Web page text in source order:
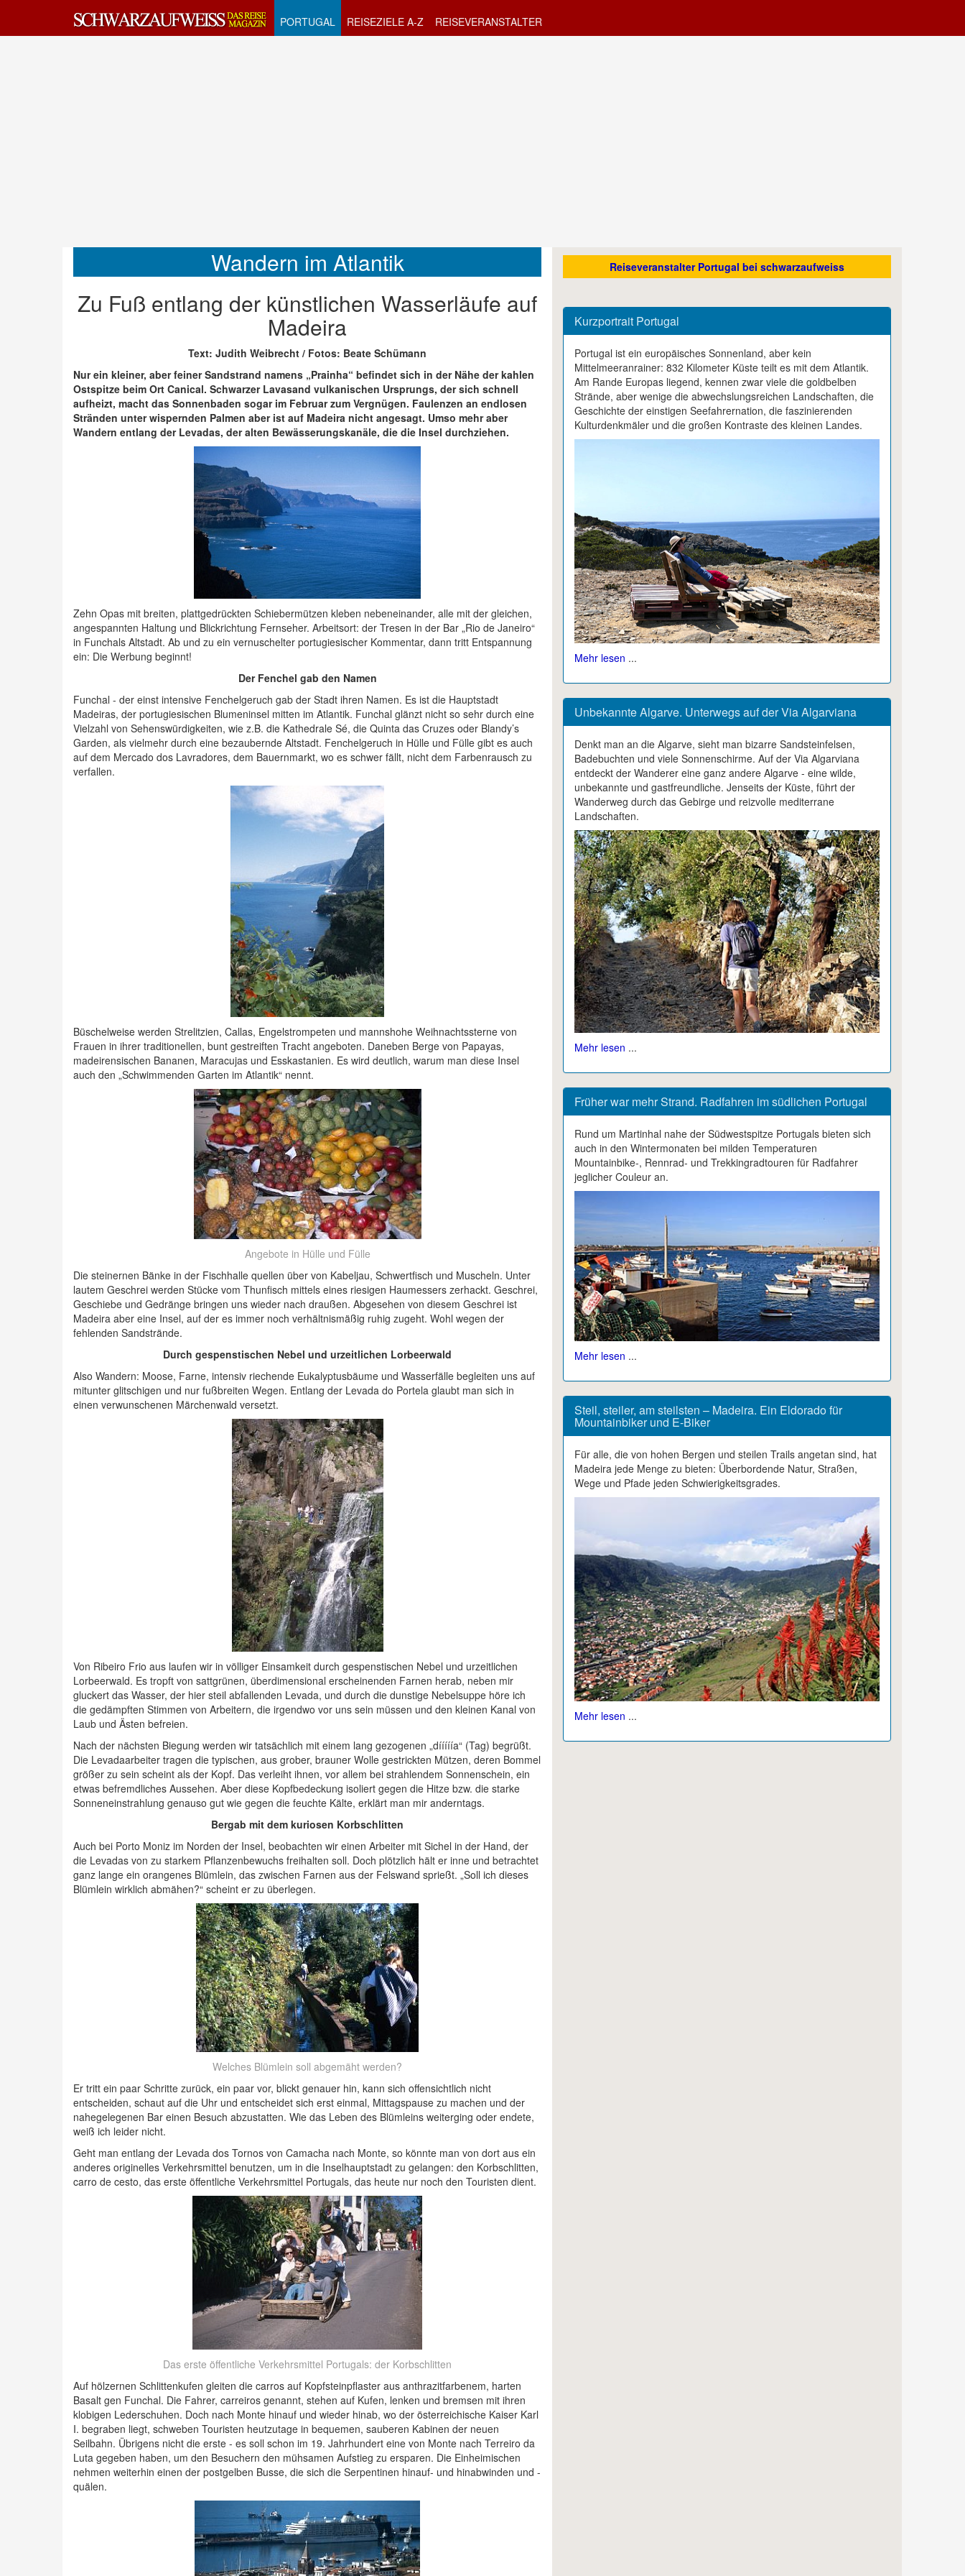
PORTUGAL REISEZIELE A-Z REISEVERANSTALTER
Wandern im Atlantik
Zu Fuß entlang der künstlichen Wasserläufe auf
Madeira
Text: Judith Weibrecht / Fotos: Beate Schümann
Nur ein kleiner, aber feiner Sandstrand namens „Prainha“ befindet sich in der Nähe der kahlen
Ostspitze beim Ort Canical. Schwarzer Lavasand vulkanischen Ursprungs, der sich schnell
aufheizt, macht das Sonnenbaden sogar im Februar zum Vergnügen. Faulenzen an endlosen
Stränden unter wispernden Palmen aber ist auf Madeira nicht angesagt. Umso mehr aber
Wandern entlang der Levadas, der alten Bewässerungskanäle, die die Insel durchziehen.
Zehn Opas mit breiten, plattgedrückten Schiebermützen kleben nebeneinander, alle mit der gleichen,
angespannten Haltung und Blickrichtung Fernseher. Arbeitsort: der Tresen in der Bar „Rio de Janeiro“
in Funchals Altstadt. Ab und zu ein vernuschelter portugiesischer Kommentar, dann tritt Entspannung
ein: Die Werbung beginnt!
Der Fenchel gab den Namen
Funchal - der einst intensive Fenchelgeruch gab der Stadt ihren Namen. Es ist die Hauptstadt
Madeiras, der portugiesischen Blumeninsel mitten im Atlantik. Funchal glänzt nicht so sehr durch eine
Vielzahl von Sehenswürdigkeiten, wie z.B. die Kathedrale Sé, die Quinta das Cruzes oder Blandy’s
Garden, als vielmehr durch eine bezaubernde Altstadt. Fenchelgeruch in Hülle und Fülle gibt es auch
auf dem Mercado dos Lavradores, dem Bauernmarkt, wo es schwer fällt, nicht dem Farbenrausch zu
verfallen.
Büschelweise werden Strelitzien, Callas, Engelstrompeten und mannshohe Weihnachtssterne von
Frauen in ihrer traditionellen, bunt gestreiften Tracht angeboten. Daneben Berge von Papayas,
madeirensischen Bananen, Maracujas und Esskastanien. Es wird deutlich, warum man diese Insel
auch den „Schwimmenden Garten im Atlantik“ nennt.
Angebote in Hülle und Fülle
Die steinernen Bänke in der Fischhalle quellen über von Kabeljau, Schwertfisch und Muscheln. Unter
lautem Geschrei werden Stücke vom Thunfisch mittels eines riesigen Haumessers zerhackt. Geschrei,
Geschiebe und Gedränge bringen uns wieder nach draußen. Abgesehen von diesem Geschrei ist
Madeira aber eine Insel, auf der es immer noch verhältnismäßig ruhig zugeht. Wohl wegen der
fehlenden Sandstrände.
Durch gespenstischen Nebel und urzeitlichen Lorbeerwald
Also Wandern: Moose, Farne, intensiv riechende Eukalyptusbäume und Wasserfälle begleiten uns auf
mitunter glitschigen und nur fußbreiten Wegen. Entlang der Levada do Portela glaubt man sich in
einen verwunschenen Märchenwald versetzt.
Von Ribeiro Frio aus laufen wir in völliger Einsamkeit durch gespenstischen Nebel und urzeitlichen
Lorbeerwald. Es tropft von sattgrünen, überdimensional erscheinenden Farnen herab, neben mir
gluckert das Wasser, der hier steil abfallenden Levada, und durch die dunstige Nebelsuppe höre ich
die gedämpften Stimmen von Arbeitern, die irgendwo vor uns sein müssen und den kleinen Kanal von
Laub und Ästen befreien.
Nach der nächsten Biegung werden wir tatsächlich mit einem lang gezogenen „dííííía“ (Tag) begrüßt.
Die Levadaarbeiter tragen die typischen, aus grober, brauner Wolle gestrickten Mützen, deren Bommel
größer zu sein scheint als der Kopf. Das verleiht ihnen, vor allem bei strahlendem Sonnenschein, ein
etwas befremdliches Aussehen. Aber diese Kopfbedeckung isoliert gegen die Hitze bzw. die starke
Sonneneinstrahlung genauso gut wie gegen die feuchte Kälte, erklärt man mir anderntags.
Bergab mit dem kuriosen Korbschlitten
Auch bei Porto Moniz im Norden der Insel, beobachten wir einen Arbeiter mit Sichel in der Hand, der
die Levadas von zu starkem Pflanzenbewuchs freihalten soll. Doch plötzlich hält er inne und betrachtet
ganz lange ein orangenes Blümlein, das zwischen Farnen aus der Felswand sprießt. „Soll ich dieses
Blümlein wirklich abmähen?“ scheint er zu überlegen.
Welches Blümlein soll abgemäht werden?
Er tritt ein paar Schritte zurück, ein paar vor, blickt genauer hin, kann sich offensichtlich nicht
entscheiden, schaut auf die Uhr und entscheidet sich erst einmal, Mittagspause zu machen und der
nahegelegenen Bar einen Besuch abzustatten. Wie das Leben des Blümleins weiterging oder endete,
weiß ich leider nicht.
Geht man entlang der Levada dos Tornos von Camacha nach Monte, so könnte man von dort aus ein
anderes originelles Verkehrsmittel benutzen, um in die Inselhauptstadt zu gelangen: den Korbschlitten,
carro de cesto, das erste öffentliche Verkehrsmittel Portugals, das heute nur noch den Touristen dient.
Das erste öffentliche Verkehrsmittel Portugals: der Korbschlitten
Auf hölzernen Schlittenkufen gleiten die carros auf Kopfsteinpflaster aus anthrazitfarbenem, harten
Basalt gen Funchal. Die Fahrer, carreiros genannt, stehen auf Kufen, lenken und bremsen mit ihren
klobigen Lederschuhen. Doch nach Monte hinauf und wieder hinab, wo der österreichische Kaiser Karl
I. begraben liegt, schweben Touristen heutzutage in bequemen, sauberen Kabinen der neuen
Seilbahn. Übrigens nicht die erste - es soll schon im 19. Jahrhundert eine von Monte nach Terreiro da
Luta gegeben haben, um den Besuchern den mühsamen Aufstieg zu ersparen. Die Einheimischen
nehmen weiterhin einen der postgelben Busse, die sich die Serpentinen hinauf- und hinabwinden und -
quälen.
Reiseveranstalter Portugal bei schwarzaufweiss
Kurzportrait Portugal
Portugal ist ein europäisches Sonnenland, aber kein
Mittelmeeranrainer: 832 Kilometer Küste teilt es mit dem Atlantik.
Am Rande Europas liegend, kennen zwar viele die goldbelben
Strände, aber wenige die abwechslungsreichen Landschaften, die
Geschichte der einstigen Seefahrernation, die faszinierenden
Kulturdenkmäler und die großen Kontraste des kleinen Landes.
Mehr lesen ...
Unbekannte Algarve. Unterwegs auf der Via Algarviana
Denkt man an die Algarve, sieht man bizarre Sandsteinfelsen,
Badebuchten und viele Sonnenschirme. Auf der Via Algarviana
entdeckt der Wanderer eine ganz andere Algarve - eine wilde,
unbekannte und gastfreundliche. Jenseits der Küste, führt der
Wanderweg durch das Gebirge und reizvolle mediterrane
Landschaften.
Mehr lesen ...
Früher war mehr Strand. Radfahren im südlichen Portugal
Rund um Martinhal nahe der Südwestspitze Portugals bieten sich
auch in den Wintermonaten bei milden Temperaturen
Mountainbike-, Rennrad- und Trekkingradtouren für Radfahrer
jeglicher Couleur an.
Mehr lesen ...
Steil, steiler, am steilsten – Madeira. Ein Eldorado für
Mountainbiker und E-Biker
Für alle, die von hohen Bergen und steilen Trails angetan sind, hat
Madeira jede Menge zu bieten: Überbordende Natur, Straßen,
Wege und Pfade jeden Schwierigkeitsgrades.
Mehr lesen ...